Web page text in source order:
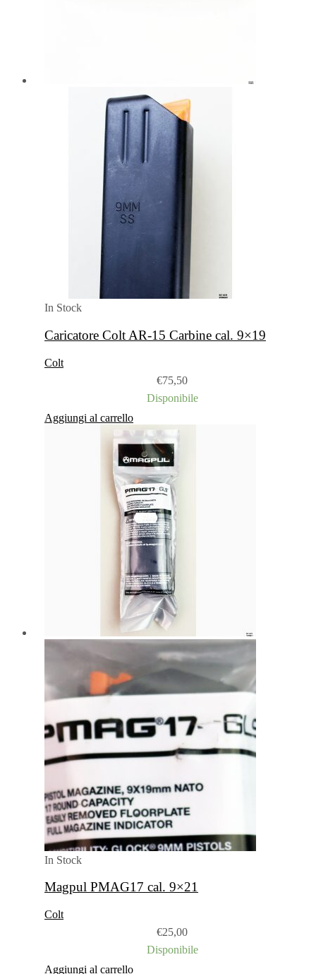
In Stock
Caricatore Colt AR-15 Carbine cal. 9×19
Colt
€75,50
Disponibile
Aggiungi al carrello
In Stock
Magpul PMAG17 cal. 9×21
Colt
€25,00
Disponibile
Aggiungi al carrello